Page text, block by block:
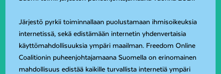
Järjestö pyrkii toiminnallaan puolustamaan ihmisoikeuksia
internetissä, sekä edistämään internetin yhdenvertaisia
käyttömahdollisuuksia ympäri maailman. Freedom Online
Coalitionin puheenjohtajamaana Suomella on erinomainen
mahdollisuus edistää kaikille turvallista internetiä ympäri